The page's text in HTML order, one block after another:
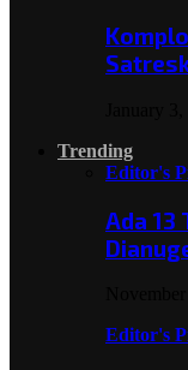
Trending
Editor's
Ada 13
Editor's